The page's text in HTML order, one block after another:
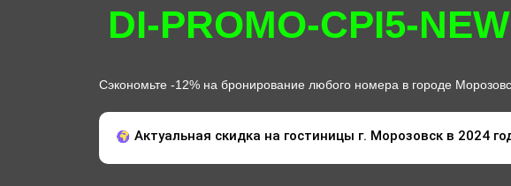
DI-PROMO-CPI5-NEW
Сэкономьте -12% на бронирование любого номера в городе
Актуальная скидка на гостиницы г. Морозовск в 2024